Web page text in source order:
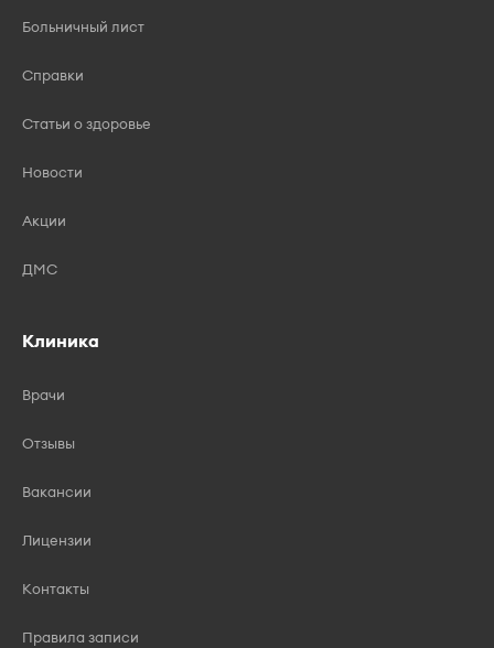
Больничный лист
Справки
Статьи о здоровье
Новости
Акции
ДМС
Клиника
Врачи
Отзывы
Вакансии
Лицензии
Контакты
Правила записи